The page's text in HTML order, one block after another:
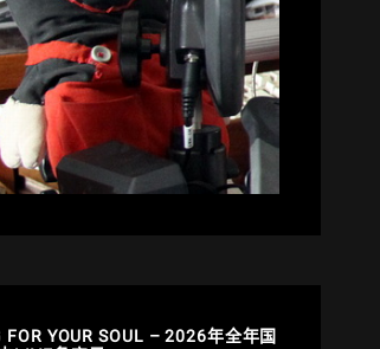
FOR YOUR SOUL – 2026年全年国